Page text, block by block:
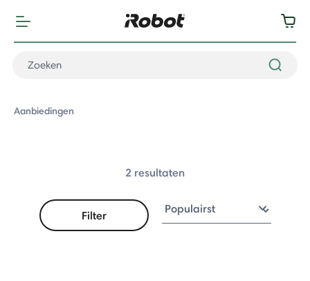
Aanbiedingen
2 resultaten
Filter